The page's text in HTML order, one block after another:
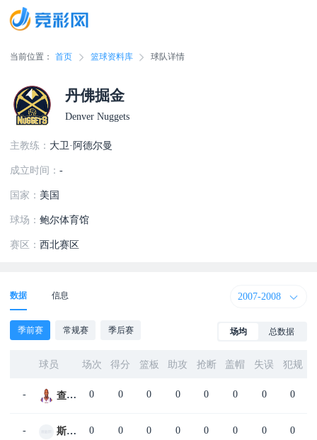
当前位置： 首页 篮球资料库 球队详情
丹佛掘金
Denver Nuggets
主教练： 大卫·阿德尔曼
成立时间：-
国家： 美国
球场：鲍尔体育馆
赛区：西北赛区
数据 信息 2007-2008
季前赛 常规赛 季后赛 场均 总数据
球员 场次 得分 篮板 助攻 抢断 盖帽 失误 犯规
- 查基·阿特金斯 0 0 0 0 0 0 0 0
- 斯特西·奥格蒙 0 0 0 0 0 0 0 0